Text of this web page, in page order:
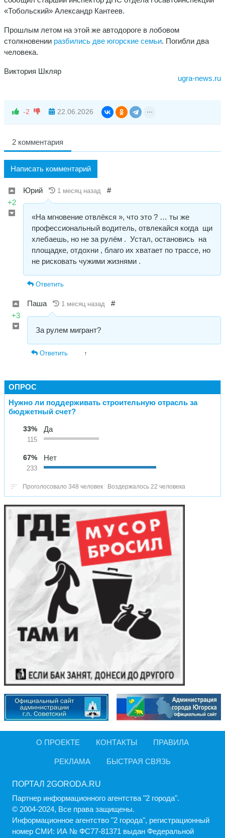
«Тобольский» Александр Кантеев.
Прошлым летом на этой же автодороге в лобовом
столкновении разбились две югорские семьи. Погибли два
человека.
Виктория Шкляр
ugra-news.ru
-2 22.06.2026
2 комментария
Написать комментарий
+2
Юрий 1 месяц назад #
«На мгновение отвлёкся », что это ? … ты же
профессиональный водитель, отвлекайся когда щи
хлебаешь, но не за рулём . Устал, остановись на
площадке, отдохни , благо их хватает по трассе, но
не рисковать чужими жизнями .
Ответить
+3
Паша 1 месяц назад #
За рулем мигрант?
Ответить ↑
ОПРОС
Нужно ли поддерживать строительную отрасль за
бюджетный счет?
33%
115
Да
67%
233
Нет
Проголосовало 348 человек Воздержалось 22 человека
О ПРОЕКТЕ КОНТАКТЫ ПРАВИЛА
РЕКЛАМА БЫСТРАЯ СВЯЗЬ
ПОРТАЛ 2GORODA.RU
Партнер информационного агентства "2 города".
© 2004-2024, Все права защищены.
Информационное агентство "2 города", регистрационный
номер СМИ: ИА № ФС77-81371 выдан Федеральной